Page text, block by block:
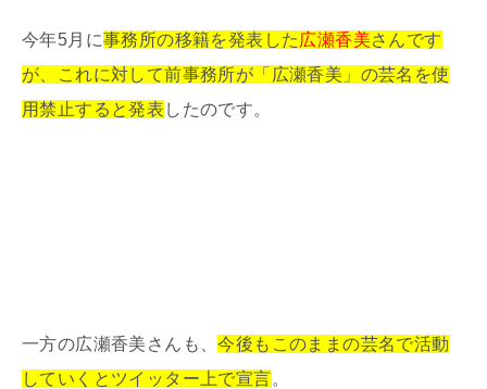
今年5月に事務所の移籍を発表した 広瀬香美さんです
が、これに対して前事務所が「広瀬香美」の芸名を使
用禁止すると発表 したのです。
一方の広瀬香美さんも、今後もこのままの芸名で活動
していくとツイッター上で宣言。